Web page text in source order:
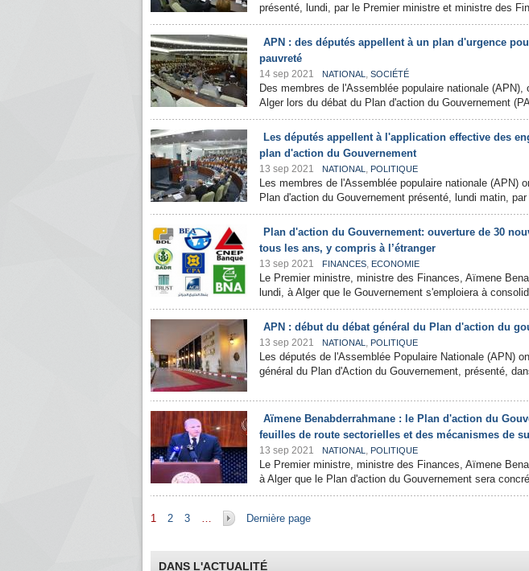
présenté, lundi, par le Premier ministre et ministre des
APN : des députés appellent à un plan d'urgence
pauvreté
14 sep 2021 NATIONAL , SOCIÉTÉ
Des membres de l'Assemblée populaire nationale
Alger lors du débat du Plan d'action du Gouvernement
Les députés appellent à l'application effective des
plan d'action du Gouvernement
13 sep 2021 NATIONAL , POLITIQUE
Les membres de l'Assemblée populaire nationale (APN)
Plan d'action du Gouvernement présenté, lundi matin,
Plan d'action du Gouvernement: ouverture de 30
tous les ans, y compris à l’étranger
13 sep 2021 FINANCES, ECONOMIE
Le Premier ministre, ministre des Finances, Aïmene
lundi, à Alger que le Gouvernement s'emploiera à
APN : début du débat général du Plan d'action du
13 sep 2021 NATIONAL , POLITIQUE
Les députés de l'Assemblée Populaire Nationale (APN)
général du Plan d'Action du Gouvernement, présenté,
Aïmene Benabderrahmane : le Plan d'action du
feuilles de route sectorielles et des mécanismes de
13 sep 2021 NATIONAL , POLITIQUE
Le Premier ministre, ministre des Finances, Aïmene
à Alger que le Plan d'action du Gouvernement sera
Pages
1 2 3 … Dernière page
DANS L'ACTUALITÉ